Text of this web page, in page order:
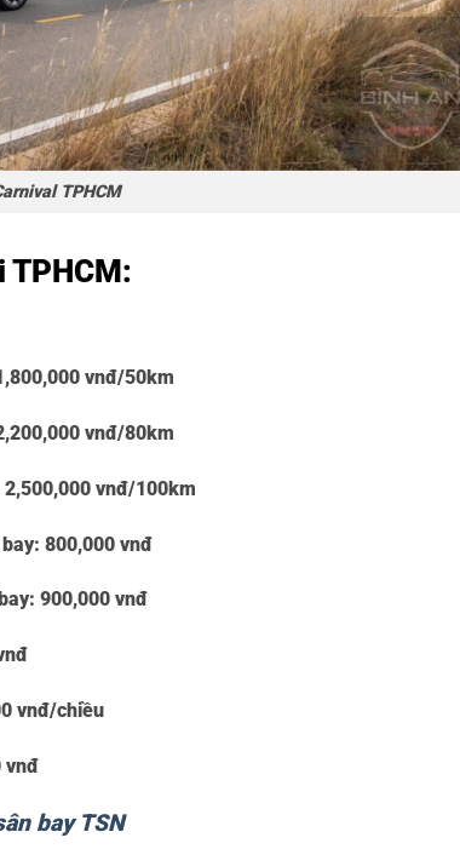
TPHCM
TPHCM:
vnđ/50km
vnđ/80km
2,500,000 vnđ/100km
800,000 vnđ
900,000 vnđ
vnđ/chiều
vnđ
bay TSN